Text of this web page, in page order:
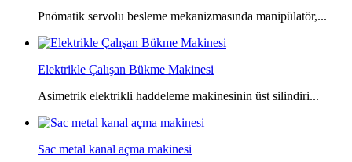
Pnömatik servolu besleme mekanizmasında manipülatör,...
Elektrikle Çalışan Bükme Makinesi
Asimetrik elektrikli haddeleme makinesinin üst silindiri...
Sac metal kanal açma makinesi